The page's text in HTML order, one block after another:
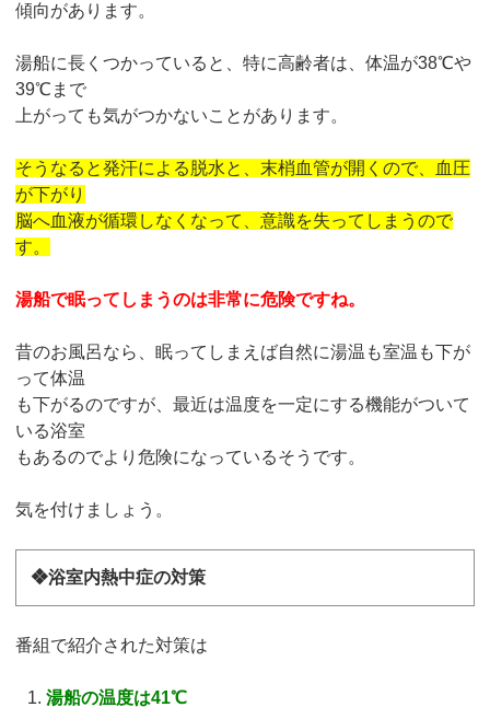
傾向があります。
湯船に長くつかっていると、特に高齢者は、体温が38℃や
39℃まで
上がっても気がつかないことがあります。
そうなると発汗による脱水と、末梢血管が開くので、血圧
が下がり
脳へ血液が循環しなくなって、意識を失ってしまうので
す。
湯船で眠ってしまうのは非常に危険ですね。
昔のお風呂なら、眠ってしまえば自然に湯温も室温も下が
って体温
も下がるのですが、最近は温度を一定にする機能がついて
いる浴室
もあるのでより危険になっているそうです。
気を付けましょう。
❖浴室内熱中症の対策
番組で紹介された対策は
湯船の温度は41℃